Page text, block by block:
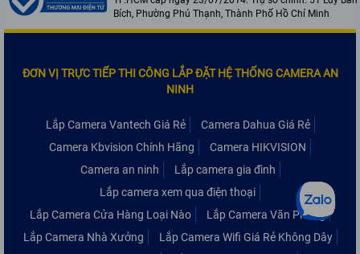
Bích, Phường Phú Thạnh, Thành Phố Hồ Chí Minh
ĐƠN VỊ TRỰC TIẾP THI CÔNG LẮP ĐẶT HỆ THỐNG CAMERA AN
NINH
Lắp Camera Vantech Giá Rẻ
Camera Dahua Giá Rẻ
Camera Kbvision Chính Hãng
Camera HIKVISION
Camera an ninh
Lắp camera gia đình
Lắp camera xem qua điện thoại
Lắp Camera Cửa Hàng Loại Nào
Lắp Camera Văn Phòng
Lắp Camera Nhà Xưởng
Lắp Camera Wifi Giá Rẻ Không Dây